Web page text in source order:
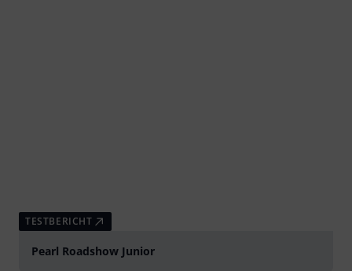
TESTBERICHT
Pearl Roadshow Junior